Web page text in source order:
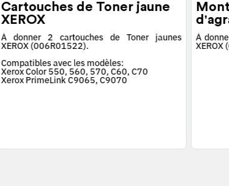
Cartouches de Toner jaune
XEROX
À donner 2 cartouches de Toner jaunes
XEROX (006R01522).
Compatibles avec les modèles:
Xerox Color 550, 560, 570, C60, C70
Xerox PrimeLink C9065, C9070
À